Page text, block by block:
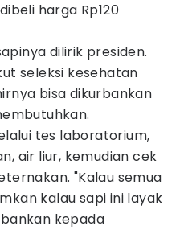
harga Rp120
dilirik presiden.
seleksi kesehatan
bisa dikurbankan
tes laboratorium,
air liur, kemudian cek
"Kalau semua
kalau sapi ini layak
kepada